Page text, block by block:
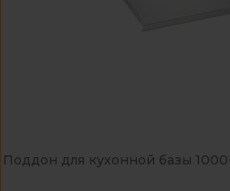
Поддон для кухонной базы